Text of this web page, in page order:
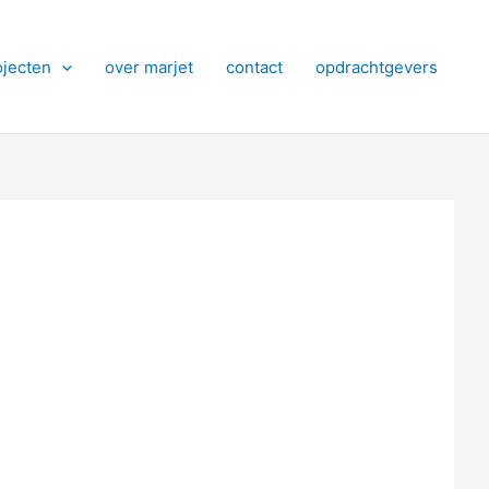
over marjet contact opdrachtgevers